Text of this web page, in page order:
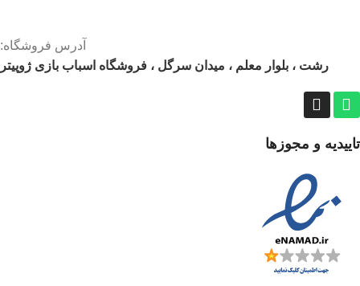
آدرس فروشگاه:
رشت ، بلوار معلم ، میدان سرگل ، فروشگاه اسباب بازی ژوپیتر
تاییدیه و مجوزها